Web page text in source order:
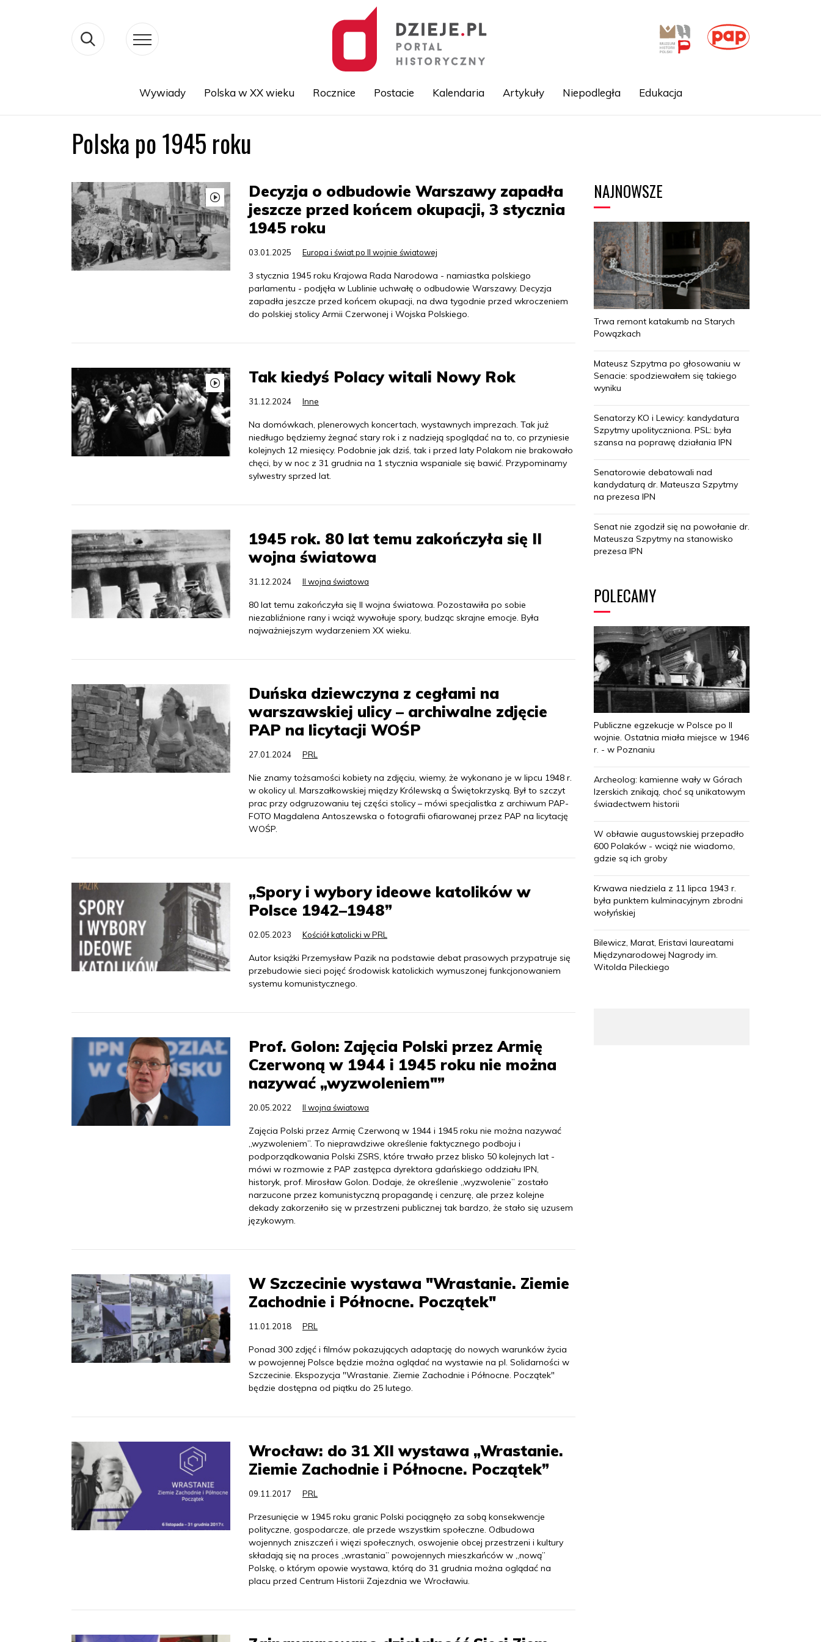
Wywiady Polska w XX wieku Rocznice Postacie Kalendaria Artykuły Niepodległa Edukacja
Polska po 1945 roku
Decyzja o odbudowie Warszawy zapadła
jeszcze przed końcem okupacji, 3 stycznia
1945 roku
03.01.2025 Europa i świat po II wojnie światowej
3 stycznia 1945 roku Krajowa Rada Narodowa - namiastka polskiego
parlamentu - podjęła w Lublinie uchwałę o odbudowie Warszawy. Decyzja
zapadła jeszcze przed końcem okupacji, na dwa tygodnie przed wkroczeniem
do polskiej stolicy Armii Czerwonej i Wojska Polskiego.
Tak kiedyś Polacy witali Nowy Rok
31.12.2024 Inne
Na domówkach, plenerowych koncertach, wystawnych imprezach. Tak już
niedługo będziemy żegnać stary rok i z nadzieją spoglądać na to, co przyniesie
kolejnych 12 miesięcy. Podobnie jak dziś, tak i przed laty Polakom nie brakowało
chęci, by w noc z 31 grudnia na 1 stycznia wspaniale się bawić. Przypominamy
sylwestry sprzed lat.
1945 rok. 80 lat temu zakończyła się II
wojna światowa
31.12.2024 II wojna światowa
80 lat temu zakończyła się II wojna światowa. Pozostawiła po sobie
niezabliźnione rany i wciąż wywołuje spory, budząc skrajne emocje. Była
najważniejszym wydarzeniem XX wieku.
Duńska dziewczyna z cegłami na
warszawskiej ulicy – archiwalne zdjęcie
PAP na licytacji WOŚP
27.01.2024 PRL
Nie znamy tożsamości kobiety na zdjęciu, wiemy, że wykonano je w lipcu 1948 r.
w okolicy ul. Marszałkowskiej między Królewską a Świętokrzyską. Był to szczyt
prac przy odgruzowaniu tej części stolicy – mówi specjalistka z archiwum PAP-
FOTO Magdalena Antoszewska o fotografii ofiarowanej przez PAP na licytację
WOŚP.
„Spory i wybory ideowe katolików w
Polsce 1942–1948”
02.05.2023 Kościół katolicki w PRL
Autor książki Przemysław Pazik na podstawie debat prasowych przypatruje się
przebudowie sieci pojęć środowisk katolickich wymuszonej funkcjonowaniem
systemu komunistycznego.
Prof. Golon: Zajęcia Polski przez Armię
Czerwoną w 1944 i 1945 roku nie można
nazywać „wyzwoleniem"”
20.05.2022 II wojna światowa
Zajęcia Polski przez Armię Czerwoną w 1944 i 1945 roku nie można nazywać
„wyzwoleniem”. To nieprawdziwe określenie faktycznego podboju i
podporządkowania Polski ZSRS, które trwało przez blisko 50 kolejnych lat -
mówi w rozmowie z PAP zastępca dyrektora gdańskiego oddziału IPN,
historyk, prof. Mirosław Golon. Dodaje, że określenie „wyzwolenie” zostało
narzucone przez komunistyczną propagandę i cenzurę, ale przez kolejne
dekady zakorzeniło się w przestrzeni publicznej tak bardzo, że stało się uzusem
językowym.
W Szczecinie wystawa "Wrastanie. Ziemie
Zachodnie i Północne. Początek"
11.01.2018 PRL
Ponad 300 zdjęć i filmów pokazujących adaptację do nowych warunków życia
w powojennej Polsce będzie można oglądać na wystawie na pl. Solidarności w
Szczecinie. Ekspozycja "Wrastanie. Ziemie Zachodnie i Północne. Początek"
będzie dostępna od piątku do 25 lutego.
Wrocław: do 31 XII wystawa „Wrastanie.
Ziemie Zachodnie i Północne. Początek”
09.11.2017 PRL
Przesunięcie w 1945 roku granic Polski pociągnęło za sobą konsekwencje
polityczne, gospodarcze, ale przede wszystkim społeczne. Odbudowa
wojennych zniszczeń i więzi społecznych, oswojenie obcej przestrzeni i kultury
składają się na proces „wrastania” powojennych mieszkańców w „nową”
Polskę, o którym opowie wystawa, którą do 31 grudnia można oglądać na
placu przed Centrum Historii Zajezdnia we Wrocławiu.
NAJNOWSZE
Trwa remont katakumb na Starych
Powązkach
Mateusz Szpytma po głosowaniu w
Senacie: spodziewałem się takiego
wyniku
Senatorzy KO i Lewicy: kandydatura
Szpytmy upolityczniona. PSL: była
szansa na poprawę działania IPN
Senatorowie debatowali nad
kandydaturą dr. Mateusza Szpytmy
na prezesa IPN
Senat nie zgodził się na powołanie dr.
Mateusza Szpytmy na stanowisko
prezesa IPN
POLECAMY
Publiczne egzekucje w Polsce po II
wojnie. Ostatnia miała miejsce w 1946
r. - w Poznaniu
Archeolog: kamienne wały w Górach
Izerskich znikają, choć są unikatowym
świadectwem historii
W obławie augustowskiej przepadło
600 Polaków - wciąż nie wiadomo,
gdzie są ich groby
Krwawa niedziela z 11 lipca 1943 r.
była punktem kulminacyjnym zbrodni
wołyńskiej
Bilewicz, Marat, Eristavi laureatami
Międzynarodowej Nagrody im.
Witolda Pileckiego